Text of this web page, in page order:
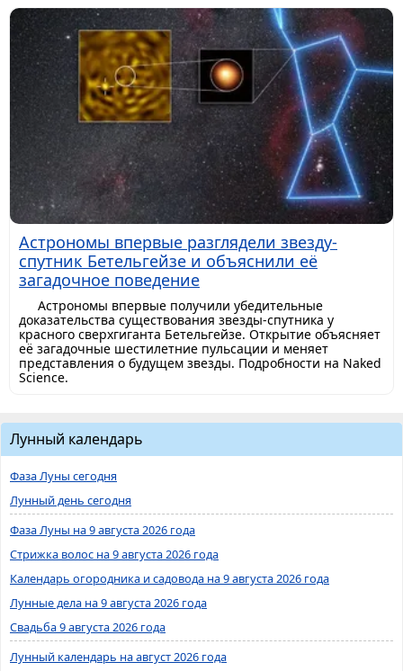
Астрономы впервые разглядели звезду-
спутник Бетельгейзе и объяснили её
загадочное поведение
Астрономы впервые получили убедительные
доказательства существования звезды-спутника у
красного сверхгиганта Бетельгейзе. Открытие объясняет
её загадочные шестилетние пульсации и меняет
представления о будущем звезды. Подробности на Naked
Science.
Лунный календарь
Фаза Луны сегодня
Лунный день сегодня
Фаза Луны на 9 августа 2026 года
Стрижка волос на 9 августа 2026 года
Календарь огородника и садовода на 9 августа 2026 года
Лунные дела на 9 августа 2026 года
Свадьба 9 августа 2026 года
Лунный календарь на август 2026 года